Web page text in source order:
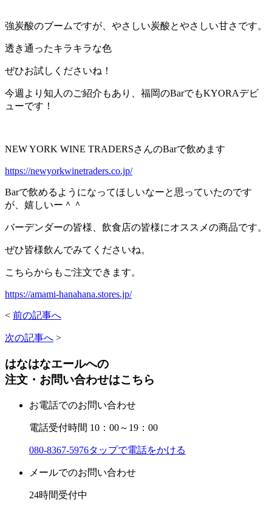
強炭酸のブームですが、やさしい炭酸とやさしい甘さです。
透き通ったキラキラな色
ぜひお試しくださいね！
今週より知人のご紹介もあり、福岡のBarでもKYORAデビ
ューです！
NEW YORK WINE TRADERSさんのBarで飲めます
https://newyorkwinetraders.co.jp/
Barで飲めるようになってほしいなーと思っていたのです
が、嬉しいー＾＾
バーデンダーの皆様、飲食店の皆様にオススメの商品です。
ぜひ皆様飲んでみてくださいね。
こちらからもご注文できます。
https://amami-hanahana.stores.jp/
< 前の記事へ
次の記事へ >
はなはなエールへの
注文・お問い合わせはこちら
お電話でのお問い合わせ
電話受付時間 10：00～19：00
080-8367-5976タップで電話をかける
メールでのお問い合わせ
24時間受付中